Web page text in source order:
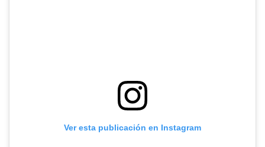
Ver esta publicación en Instagram